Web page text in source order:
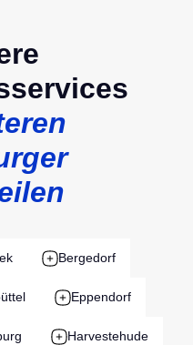
Bergedorf
Eppendorf
Harvestehude